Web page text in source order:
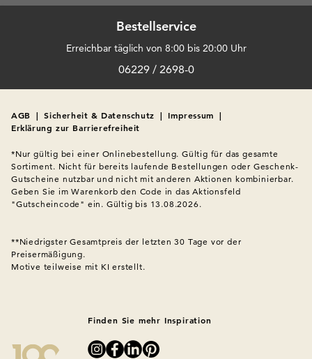
Bestellservice
Erreichbar täglich von 8:00 bis 20:00 Uhr
06229 / 2698-0
AGB | Sicherheit & Datenschutz | Impressum |
Erklärung zur Barrierefreiheit
*Nur gültig bei einer Onlinebestellung. Gültig für das gesamte
Sortiment. Nicht für bereits laufende Bestellungen oder Geschenk-
Gutscheine nutzbar und nicht mit anderen Aktionen kombinierbar.
Geben Sie im Warenkorb den Code in das Aktionsfeld
"Gutscheincode" ein. Gültig bis 13.08.2026.
**Niedrigster Gesamtpreis der letzten 30 Tage vor der
Preisermäßigung.
Motive teilweise mit KI erstellt.
Finden Sie mehr Inspiration